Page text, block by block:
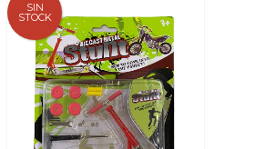
SIN
STOCK